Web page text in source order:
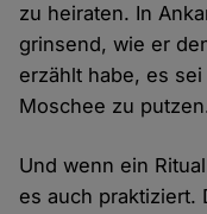
zu heiraten. In
grinsend, wie er
erzählt habe, es
Moschee zu
Und wenn ein
es auch praktiziert.